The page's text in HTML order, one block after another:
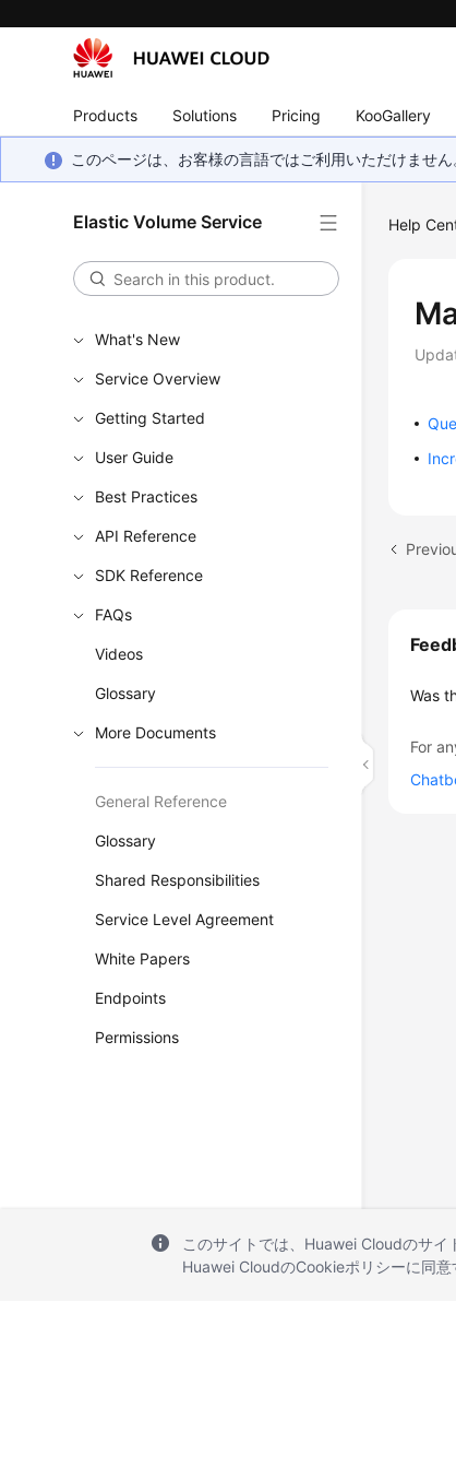
Products Solutions Pricing KooGallery
このページは、お客様の言語ではご利用いただけませ
Elastic Volume Service
What's New
Service Overview
Getting Started
User Guide
Best Practices
API Reference
SDK Reference
FAQs
Videos
Glossary
More Documents
General Reference
Glossary
Shared Responsibilities
Service Level Agreement
White Papers
Endpoints
Permissions
Help
Was
For
このサイトでは、Huawei Cloudのサイ
Huawei CloudのCookieポリシーに同意